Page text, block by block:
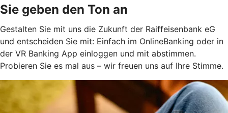
Sie geben den Ton an
Gestalten Sie mit uns die Zukunft der Raiffeisenbank eG
und entscheiden Sie mit: Einfach im OnlineBanking oder in
der VR Banking App einloggen und mit abstimmen.
Probieren Sie es mal aus – wir freuen uns auf Ihre Stimme.